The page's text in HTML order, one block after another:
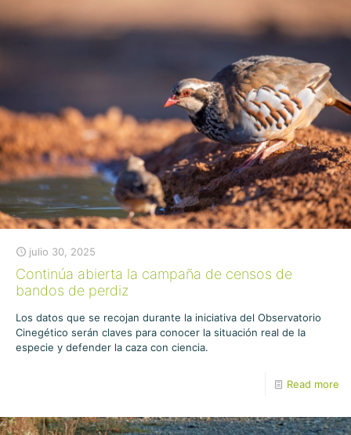
julio 30, 2025
Continúa abierta la campaña de censos de
bandos de perdiz
Los datos que se recojan durante la iniciativa del Observatorio
Cinegético serán claves para conocer la situación real de la
especie y defender la caza con ciencia.
Read more